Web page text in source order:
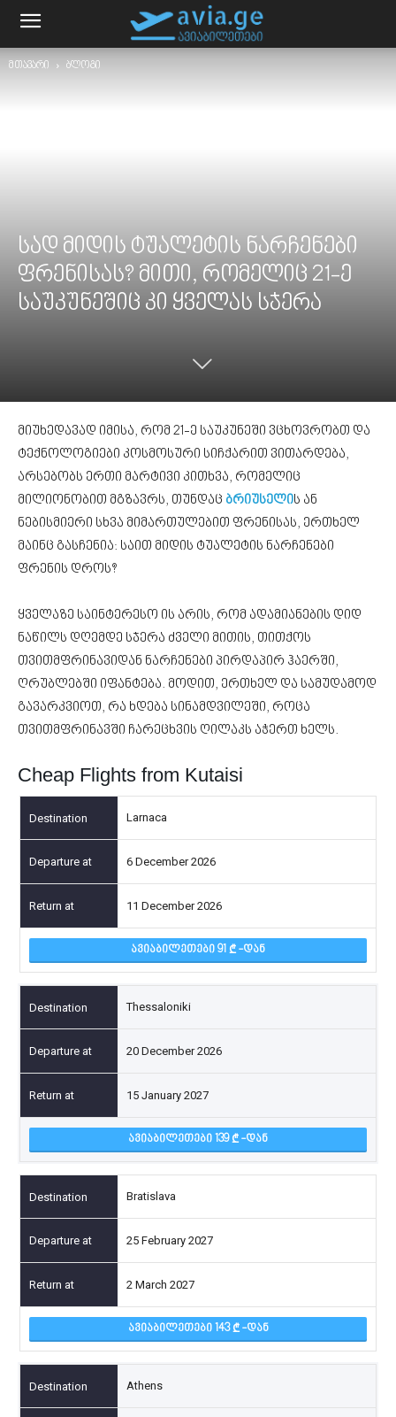
მთავარი ბლოგი
სად მიდის ტუალეტის ნარჩენები
ფრენისას? მითი, რომელიც 21-ე
საუკუნეშიც კი ყველას სჯერა
მიუხედავად იმისა, რომ 21-ე საუკუნეში ვცხოვრობთ და
ტექნოლოგიები კოსმოსური სიჩქარით ვითარდება,
არსებობს ერთი მარტივი კითხვა, რომელიც
მილიონობით მგზავრს, თუნდაც ბრიუსელის ან
ნებისმიერი სხვა მიმართულებით ფრენისას, ერთხელ
მაინც გასჩენია: საით მიდის ტუალეტის ნარჩენები
ფრენის დროს?
ყველაზე საინტერესო ის არის, რომ ადამიანების დიდ
ნაწილს დღემდე სჯერა ძველი მითის, თითქოს
თვითმფრინავიდან ნარჩენები პირდაპირ ჰაერში,
ღრუბლებში იფანტება. მოდით, ერთხელ და სამუდამოდ
გავარკვიოთ, რა ხდება სინამდვილეში, როცა
თვითმფრინავში ჩარეცხვის ღილაკს აჭერთ ხელს.
Cheap Flights from Kutaisi
Larnaca
6 December 2026
11 December 2026
ᲐᲕᲘᲐᲑᲘᲚᲔᲗᲔᲑᲘ 91 -ᲓᲐᲜ
Thessaloniki
20 December 2026
15 January 2027
ᲐᲕᲘᲐᲑᲘᲚᲔᲗᲔᲑᲘ 139 -ᲓᲐᲜ
Bratislava
25 February 2027
2 March 2027
ᲐᲕᲘᲐᲑᲘᲚᲔᲗᲔᲑᲘ 143 -ᲓᲐᲜ
Athens